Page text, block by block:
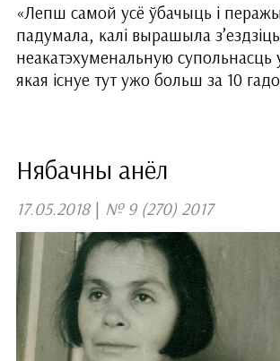
«Лепш самой усё ўбачыць і
падумала, калі вырашыла з’ездзіць
неакатэхуменальную
якая існуе тут ужо больш за 10
Нябачны анёл
17.05.2018 | № 9 (270) 2017